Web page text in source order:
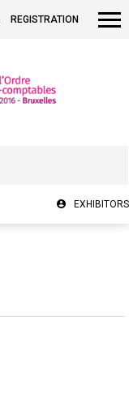
REGISTRATION
EXHIBITORS